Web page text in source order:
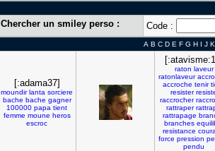
Chercher un smiley perso : Code :
A B C D E F G H I J K
[:adama37]
moundir lanta sorciere
bache bache gagner
100000 papa tient
femme moune heros
escroc
raton laveur
ratonlaveur
accroche tenir
resister
raccrocher
rattraper
rattrapage
branches
resistance
force pression
pendu